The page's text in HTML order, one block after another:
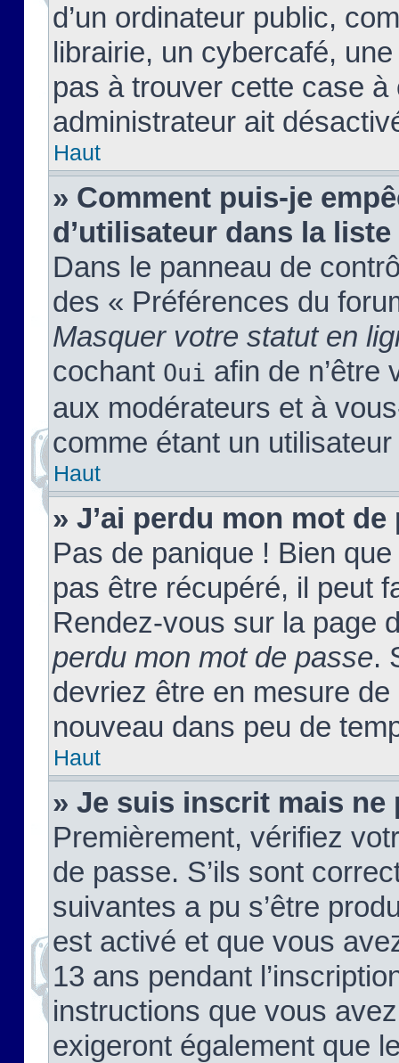
d’un ordinateur public,
librairie, un cybercafé,
pas à trouver cette case à
administrateur ait
Haut
» Comment puis-je
d’utilisateur dans la
Dans le panneau de
des « Préférences du
Masquer votre statut en
cochant Oui afin de n’être
aux modérateurs et à
comme étant un
Haut
» J’ai perdu mon mot de
Pas de panique ! Bien
pas être récupéré, il peut
Rendez-vous sur la page
perdu mon mot de passe.
devriez être en mesure
nouveau dans peu de
Haut
» Je suis inscrit mais ne
Premièrement, vérifiez
de passe. S’ils sont
suivantes a pu s’être
est activé et que vous
13 ans pendant
instructions que vous
exigeront également que